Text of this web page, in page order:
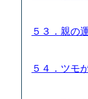
５３．親の
５４．ツモ